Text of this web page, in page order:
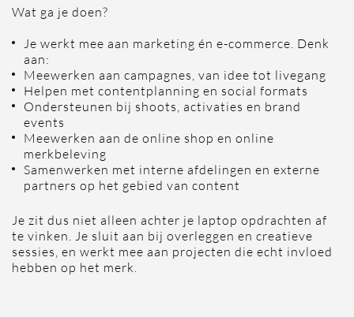
Wat ga je doen?
Je werkt mee aan marketing én e-commerce. Denk
aan:
Meewerken aan campagnes, van idee tot livegang
Helpen met contentplanning en social formats
Ondersteunen bij shoots, activaties en brand
events
Meewerken aan de online shop en online
merkbeleving
Samenwerken met interne afdelingen en externe
partners op het gebied van content
Je zit dus niet alleen achter je laptop opdrachten af
te vinken. Je sluit aan bij overleggen en creatieve
sessies, en werkt mee aan projecten die echt invloed
hebben op het merk.